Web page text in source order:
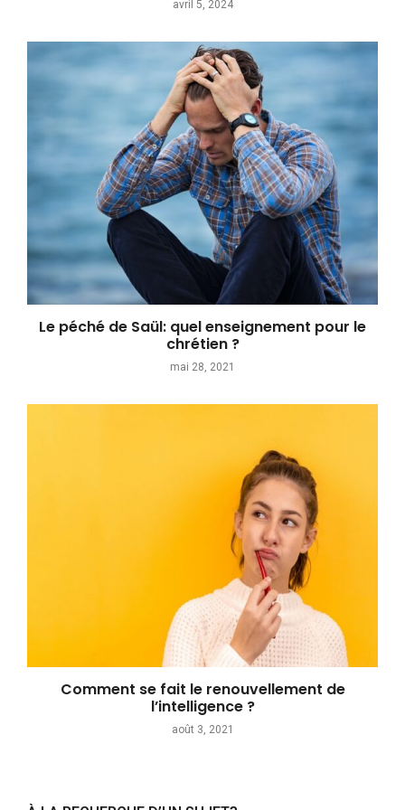
avril 5, 2024
Le péché de Saül: quel enseignement pour le
chrétien ?
mai 28, 2021
Comment se fait le renouvellement de
l’intelligence ?
août 3, 2021